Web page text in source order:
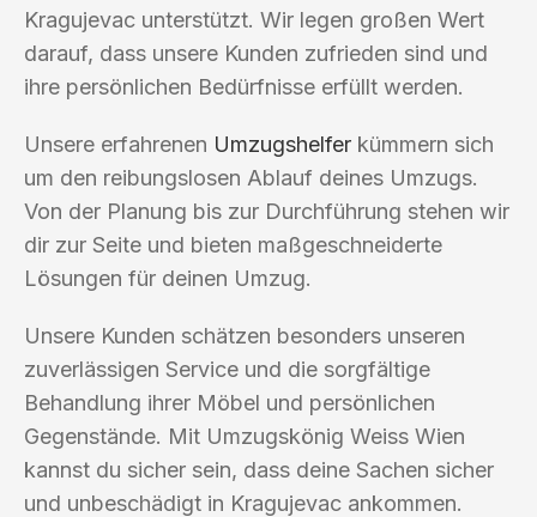
Kragujevac unterstützt. Wir legen großen Wert
darauf, dass unsere Kunden zufrieden sind und
ihre persönlichen Bedürfnisse erfüllt werden.
Unsere erfahrenen Umzugshelfer kümmern sich
um den reibungslosen Ablauf deines Umzugs.
Von der Planung bis zur Durchführung stehen wir
dir zur Seite und bieten maßgeschneiderte
Lösungen für deinen Umzug.
Unsere Kunden schätzen besonders unseren
zuverlässigen Service und die sorgfältige
Behandlung ihrer Möbel und persönlichen
Gegenstände. Mit Umzugskönig Weiss Wien
kannst du sicher sein, dass deine Sachen sicher
und unbeschädigt in Kragujevac ankommen.